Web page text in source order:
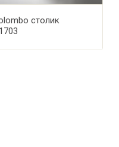
столик